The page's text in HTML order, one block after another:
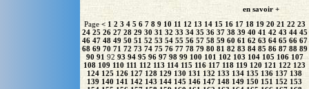
en savoir +
Page< 1 2 3 4 5 6 7 8 9 10 11 12 13 14 15 16 17 18 19 20 21 22 23
24 25 26 27 28 29 30 31 32 33 34 35 36 37 38 39 40 41 42 43 44 45
46 47 48 49 50 51 52 53 54 55 56 57 58 59 60 61 62 63 64 65 66 67
68 69 70 71 72 73 74 75 76 77 78 79 80 81 82 83 84 85 86 87 88 89
90 91 92 93 94 95 96 97 98 99 100 101 102 103 104 105 106 107
108 109 110 111 112 113 114 115 116 117 118 119 120 121 122 123
124 125 126 127 128 129 130 131 132 133 134 135 136 137 138
139 140 141 142 143 144 145 146 147 148 149 150 151 152 153